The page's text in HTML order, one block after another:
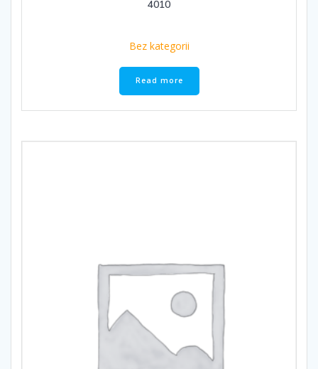
4010
Bez kategorii
Read more